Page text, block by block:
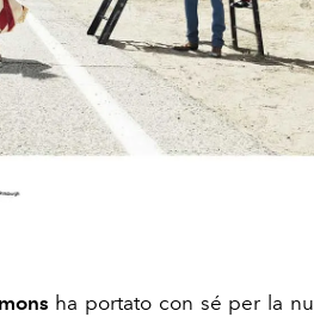
ha portato con sé per la